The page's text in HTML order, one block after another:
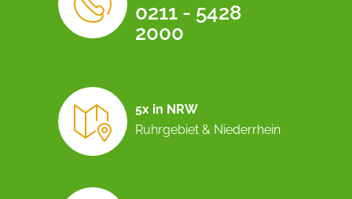
0211 - 5428
2000
5x in NRW
Ruhrgebiet & Niederrhein